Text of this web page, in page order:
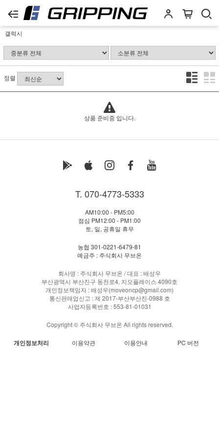
갤럭시
정렬
상품 준비중 입니다.
T. 070-4773-5333
AM10:00 - PM5:00
점심 PM12:00 - PM1:00
토, 일, 공휴일 휴무
농협 301-0221-6479-81
예금주 : 주식회사 무브온
회사명 : 주식회사 무브온 / 대표 : 배성우
부산광역시 부산진구 동천로4, 지오플레이스 4090호
개인정보책임자 : 배성우(moveoncp@gmail.com)
통신판매업신고 : 제 2017-부산부산진-0988 호
사업자등록번호 : 553-81-01031
Copyright © 주식회사 무브온 All rights reserved.
개인정보처리 이용약관 이용안내 PC 버전